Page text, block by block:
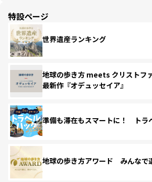
特設ページ
世界遺産ランキング
地球の歩き方 meets クリストフ
最新作『オデュッセイア』
準備も滞在もスマートに！ トラ
地球の歩き方アワード みんなで